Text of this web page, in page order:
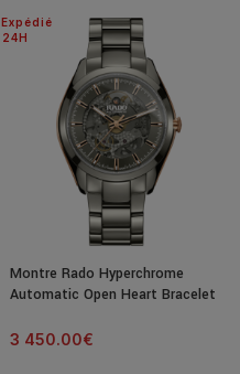
24H
Expédié
Montre Rado Hyperchrome
Automatic Open Heart Bracelet
3 450.00€